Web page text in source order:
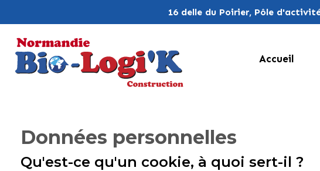
16 delle du Poirier, Pôle
Accueil
Données personnelles
Qu'est-ce qu'un cookie, à quoi sert-il ?